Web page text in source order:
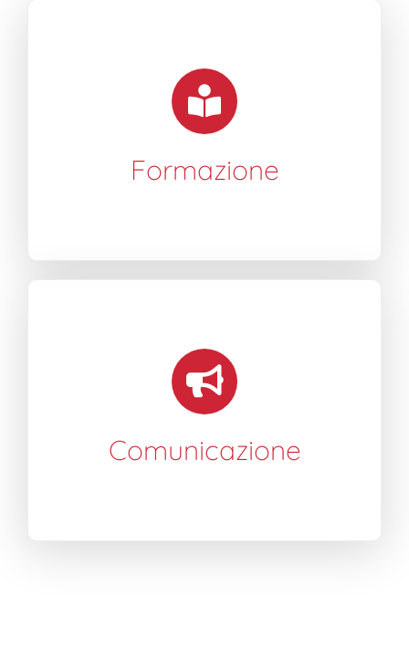
Formazione
Comunicazione